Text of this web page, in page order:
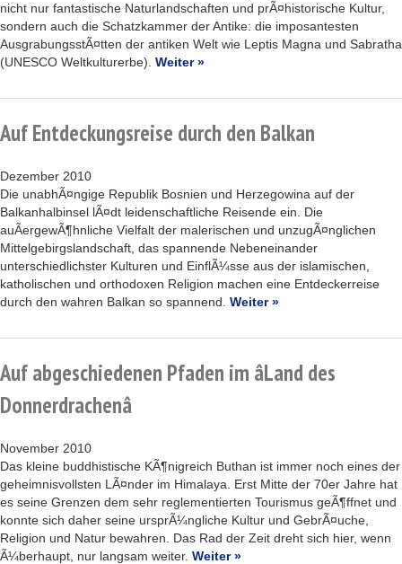
nicht nur fantastische Naturlandschaften und prÃ¤historische Kultur,
sondern auch die Schatzkammer der Antike: die imposantesten
AusgrabungsstÃ¤tten der antiken Welt wie Leptis Magna und Sabratha
(UNESCO Weltkulturerbe). Weiter »
Auf Entdeckungsreise durch den Balkan
Dezember 2010
Die unabhÃ¤ngige Republik Bosnien und Herzegowina auf der
Balkanhalbinsel lÃ¤dt leidenschaftliche Reisende ein. Die
auÃergewÃ¶hnliche Vielfalt der malerischen und unzugÃ¤nglichen
Mittelgebirgslandschaft, das spannende Nebeneinander
unterschiedlichster Kulturen und EinflÃ¼sse aus der islamischen,
katholischen und orthodoxen Religion machen eine Entdeckerreise
durch den wahren Balkan so spannend. Weiter »
Auf abgeschiedenen Pfaden im âLand des
Donnerdrachenâ
November 2010
Das kleine buddhistische KÃ¶nigreich Buthan ist immer noch eines der
geheimnisvollsten LÃ¤nder im Himalaya. Erst Mitte der 70er Jahre hat
es seine Grenzen dem sehr reglementierten Tourismus geÃ¶ffnet und
konnte sich daher seine ursprÃ¼ngliche Kultur und GebrÃ¤uche,
Religion und Natur bewahren. Das Rad der Zeit dreht sich hier, wenn
Ã¼berhaupt, nur langsam weiter. Weiter »